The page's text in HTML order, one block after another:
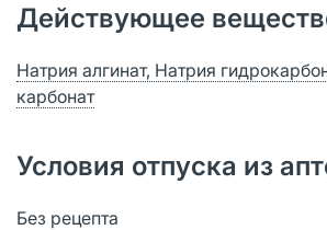
Действующее
Натрия алгинат, Натрия
карбонат
Условия отпуска из
Без рецепта